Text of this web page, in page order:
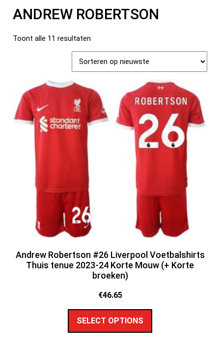
ANDREW ROBERTSON
Toont alle 11 resultaten
Andrew Robertson #26 Liverpool Voetbalshirts
Thuis tenue 2023-24 Korte Mouw (+ Korte
broeken)
€46.65
SELECT OPTIONS